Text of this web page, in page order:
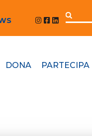
DONA PARTECIPA